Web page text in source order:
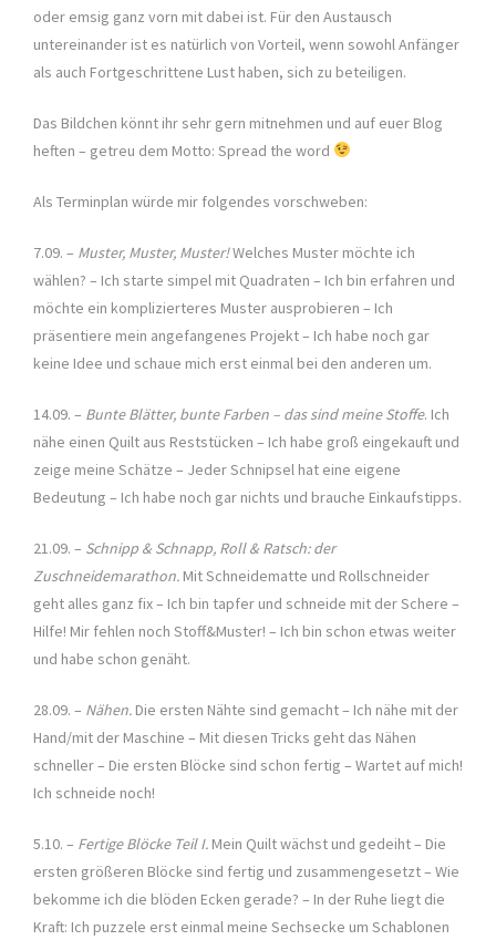
oder emsig ganz vorn mit dabei ist. Für den Austausch
untereinander ist es natürlich von Vorteil, wenn sowohl Anfänger
als auch Fortgeschrittene Lust haben, sich zu beteiligen.
Das Bildchen könnt ihr sehr gern mitnehmen und auf euer Blog
heften – getreu dem Motto: Spread the word
Als Terminplan würde mir folgendes vorschweben:
7.09. – Muster, Muster, Muster!Welches Muster möchte ich
wählen? – Ich starte simpel mit Quadraten – Ich bin erfahren und
möchte ein komplizierteres Muster ausprobieren – Ich
präsentiere mein angefangenes Projekt – Ich habe noch gar
keine Idee und schaue mich erst einmal bei den anderen um.
14.09. – Bunte Blätter, bunte Farben – das sind meine Stoffe. Ich
nähe einen Quilt aus Reststücken – Ich habe groß eingekauft und
zeige meine Schätze – Jeder Schnipsel hat eine eigene
Bedeutung – Ich habe noch gar nichts und brauche Einkaufstipps.
21.09. – Schnipp & Schnapp, Roll & Ratsch: der
Zuschneidemarathon. Mit Schneidematte und Rollschneider
geht alles ganz fix – Ich bin tapfer und schneide mit der Schere –
Hilfe! Mir fehlen noch Stoff&Muster! – Ich bin schon etwas weiter
und habe schon genäht.
28.09. – Nähen. Die ersten Nähte sind gemacht – Ich nähe mit der
Hand/mit der Maschine – Mit diesen Tricks geht das Nähen
schneller – Die ersten Blöcke sind schon fertig – Wartet auf mich!
Ich schneide noch!
5.10. – Fertige Blöcke Teil I. Mein Quilt wächst und gedeiht – Die
ersten größeren Blöcke sind fertig und zusammengesetzt – Wie
bekomme ich die blöden Ecken gerade? – In der Ruhe liegt die
Kraft: Ich puzzele erst einmal meine Sechsecke um Schablonen